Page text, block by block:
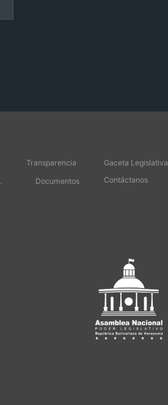
Transparencia
Documentos
Gaceta Legislativa
Contáctanos